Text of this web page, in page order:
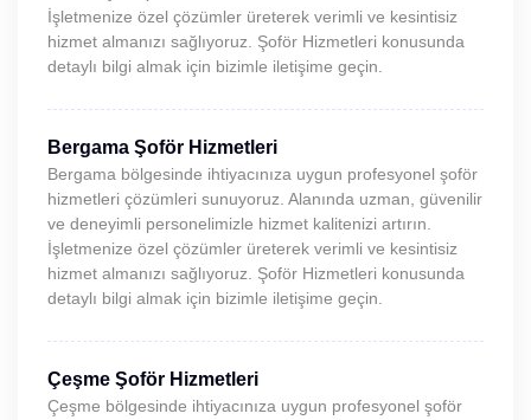
İşletmenize özel çözümler üreterek verimli ve kesintisiz
hizmet almanızı sağlıyoruz. Şoför Hizmetleri konusunda
detaylı bilgi almak için bizimle iletişime geçin.
Bergama Şoför Hizmetleri
Bergama bölgesinde ihtiyacınıza uygun profesyonel şoför
hizmetleri çözümleri sunuyoruz. Alanında uzman, güvenilir
ve deneyimli personelimizle hizmet kalitenizi artırın.
İşletmenize özel çözümler üreterek verimli ve kesintisiz
hizmet almanızı sağlıyoruz. Şoför Hizmetleri konusunda
detaylı bilgi almak için bizimle iletişime geçin.
Çeşme Şoför Hizmetleri
Çeşme bölgesinde ihtiyacınıza uygun profesyonel şoför